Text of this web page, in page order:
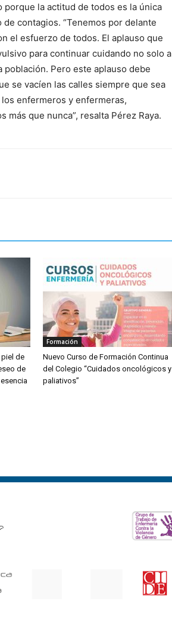
la actitud de todos es la única
contagios. “Tenemos por delante
el esfuerzo de todos. El aplauso que
para continuar cuidando no solo a
Pero este aplauso debe
se vacíen las calles siempre que sea
enfermeros y enfermeras,
que nunca”, resalta Pérez Raya.
piel de
de
Formación
Nuevo Curso de Formación Continua
del Colegio “Cuidados oncológicos y
paliativos”